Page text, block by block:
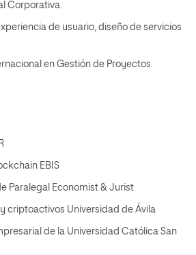
Corporativa.
de usuario, diseño de servicios
en Gestión de Proyectos.
EBIS
Paralegal Economist & Jurist
criptoactivos Universidad de Ávila
de la Universidad Católica San